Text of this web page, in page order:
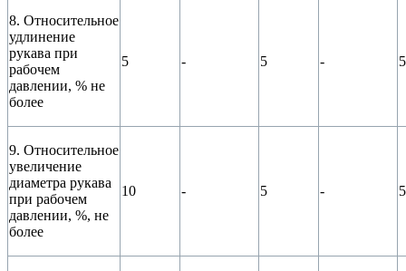
8. Относительное
удлинение
рукава при
рабочем
давлении, % не
более
5 - 5 - 5
9. Относительное
увеличение
диаметра рукава
при рабочем
давлении, %, не
более
10 - 5 - 5